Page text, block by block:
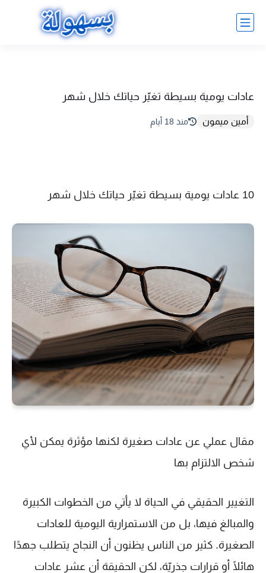
عادات يومية بسيطة تغيّر حياتك خلال شهر
أمين ميمون منذ 18 أيام
10 عادات يومية بسيطة تغيّر حياتك خلال شهر
مقال عملي عن عادات صغيرة لكنها مؤثرة يمكن لأي
شخص الالتزام بها
التغيير الحقيقي في الحياة لا يأتي من الخطوات الكبيرة
والمبالغ فيها، بل من الاستمرارية اليومية للعادات
الصغيرة. كثير من الناس يظنون أن النجاح يتطلب جهدًا
هائلًا أو قرارات جذريّة، لكن الحقيقة أن عشر عادات